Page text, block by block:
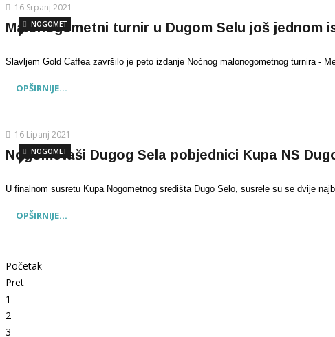
NOGOMET
16 Srpanj 2021
Malonogometni turnir u Dugom Selu još jednom
Slavljem Gold Caffea završilo je peto izdanje Noćnog malonogometnog turnira -
OPŠIRNIJE...
NOGOMET
16 Lipanj 2021
Nogometaši Dugog Sela pobjednici Kupa NS
U finalnom susretu Kupa Nogometnog središta Dugo Selo, susrele su se dvije
OPŠIRNIJE...
Početak
Pret
1
2
3